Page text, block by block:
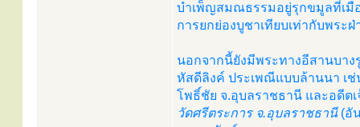
บำเพ็ญสมณธรรมอยู่รุกขมูลที่เมื
การยกย่องบูชาเทียบเท่ากับพระฝ่
นอกจากนี้ยังมีพระทางอีสานบา
หัสดีลิงค์ ประเพณีแบบล้านนา เ
โพธิ์ชัย จ.อุบลราชธานี และอดีต
วัดศรีตระการ จ.อุบลราชธานี(อั